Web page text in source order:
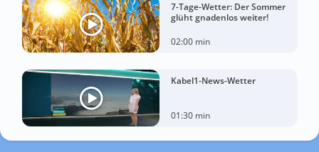
7-Tage-Wetter: Der Sommer
glüht gnadenlos weiter!
02:00 min
Kabel1-News-Wetter
01:30 min